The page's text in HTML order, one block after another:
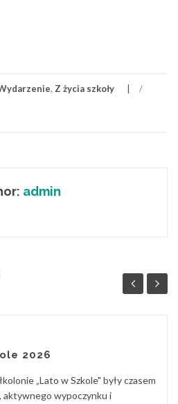
, Z życia szkoły /
admin
2026
„Lato w Szkole" były czasem
aktywnego wypoczynku i